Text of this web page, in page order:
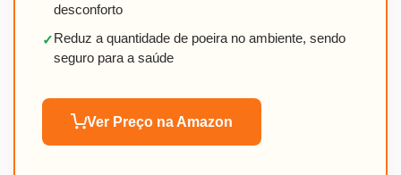
desconforto
✓Reduz a quantidade de poeira no ambiente, sendo
seguro para a saúde
Ver Preço na Amazon